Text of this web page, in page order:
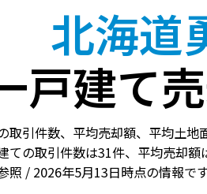
北海道
戸建て
取引件数、平均売却額、平均土地
ての取引件数は31件、 平均売却額
照 / 2026年5月13日時点の情報です